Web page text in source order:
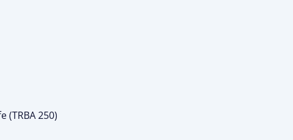
(TRBA 250)